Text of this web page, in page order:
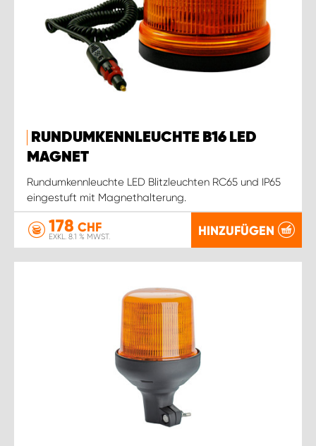
RUNDUMKENNLEUCHTE B16 LED
MAGNET
Rundumkennleuchte LED Blitzleuchten RC65 und IP65
eingestuft mit Magnethalterung.
178 CHF
EXKL. 8.1 % MWST. HINZUFÜGEN